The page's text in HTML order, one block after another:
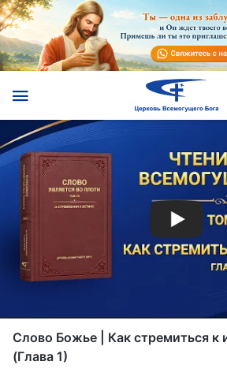
Слово Божье | Как стремиться к
(Глава 1)